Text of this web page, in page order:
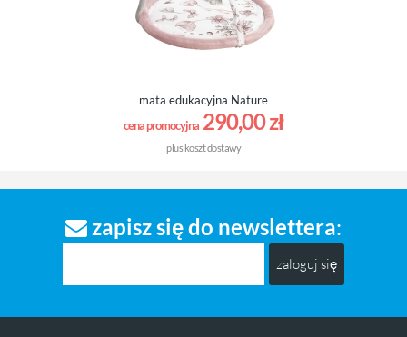
mata edukacyjna Nature
cena promocyjna 290,00 zł
plus koszt dostawy
zapisz się do newslettera
zaloguj się